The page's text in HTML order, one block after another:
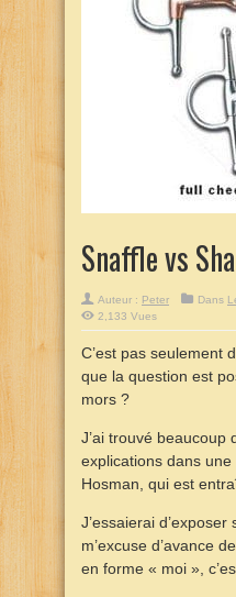
Snaffle vs
Auteur : Peter Dans
2,133 Vues
C’est pas seulement
que la question est
mors ?
J’ai trouvé beaucoup
explications dans une
Hosman, qui est
J’essaierai
m’excuse d’avance
en forme « moi »,